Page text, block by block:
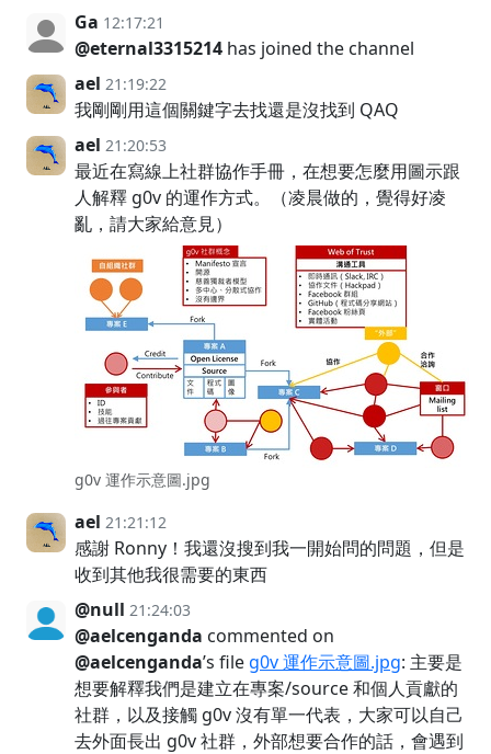
Ga 12:17:21
@eternal3315214 has joined the channel
ael 21:19:22
我剛剛用這個關鍵字去找還是沒找到 QAQ
ael 21:20:53
最近在寫線上社群協作手冊，在想要怎麼用圖示跟
人解釋 g0v 的運作方式。（凌晨做的，覺得好凌
亂，請大家給意見）
g0v 運作示意圖.jpg
ael 21:21:12
感謝 Ronny！我還沒搜到我一開始問的問題，但是
收到其他我很需要的東西
@null 21:24:03
@aelcenganda commented on
@aelcenganda’s file g0v 運作示意圖.jpg: 主要是
想要解釋我們是建立在專案/source 和個人貢獻的
社群，以及接觸 g0v 沒有單一代表，大家可以自己
去外面長出 g0v 社群，外部想要合作的話，會遇到